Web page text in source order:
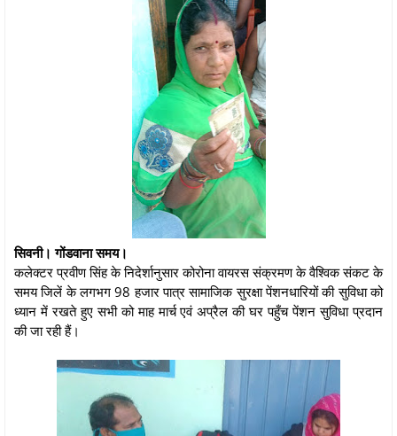
सिवनी। गोंडवाना समय।
कलेक्टर प्रवीण सिंह के निदेर्शानुसार कोरोना वायरस संक्रमण के वैश्विक संकट के
समय जिलें के लगभग 98 हजार पात्र सामाजिक सुरक्षा पेंशनधारियों की सुविधा को
ध्यान में रखते हुए सभी को माह मार्च एवं अप्रैल की घर पहुँच पेंशन सुविधा प्रदान
की जा रही हैं।